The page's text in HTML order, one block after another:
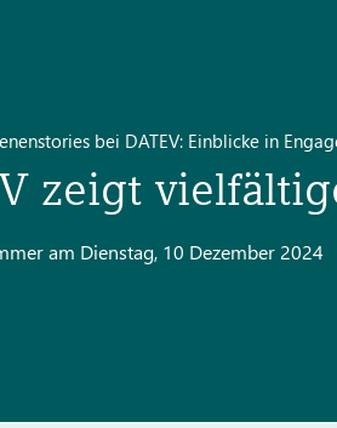
bei DATEV: Einblicke in
zeigt
am Dienstag, 10 Dezember 2024